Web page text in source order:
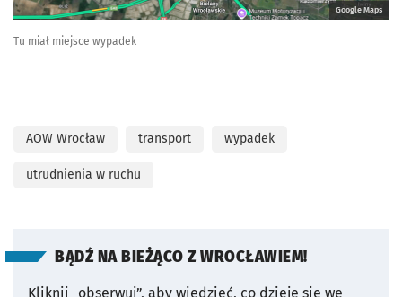
Google Maps
Tu miał miejsce wypadek
AOW Wrocław transport wypadek
utrudnienia w ruchu
BĄDŹ NA BIEŻĄCO Z WROCŁAWIEM!
Kliknij „obserwuj”, aby wiedzieć, co dzieje się we